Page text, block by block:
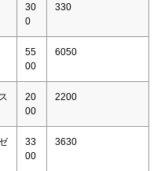
30
0
330
55
00
6050
20
00
2200
33
00
3630